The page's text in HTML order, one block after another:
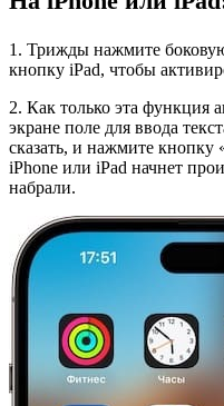
1. Трижды нажмите
кнопку iPad, чтобы
2. Как только эта функция
экране поле для ввода
сказать, и нажмите кнопку
iPhone или iPad начнет
набрали.